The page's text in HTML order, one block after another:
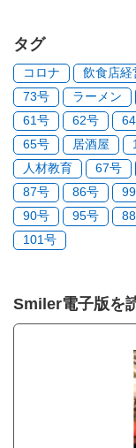
タグ
コロナ 飲食店経
73号
ラーメン
61号
62号
65号
居酒屋
人材教育
67号
87号
86号
90号
95号
101号
Smiler電子版を